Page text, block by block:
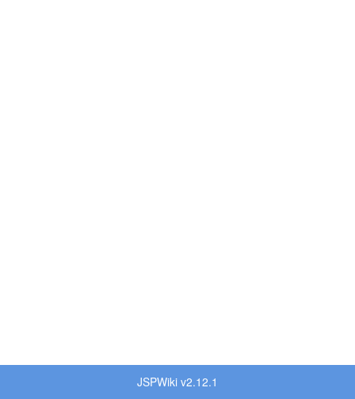
JSPWiki v2.12.1